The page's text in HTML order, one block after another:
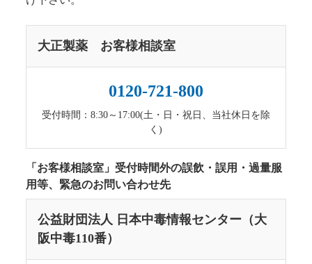
大正製薬 お客様相談室
0120-721-800
受付時間：8:30～17:00(土・日・祝日、当社休日を除
く)
「お客様相談室」受付時間外の誤飲・誤用・過量服
用等、緊急のお問い合わせ先
公益財団法人 日本中毒情報センター（大
阪中毒110番）